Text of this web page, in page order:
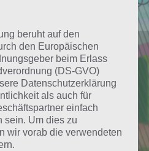
TYCOON
UND
ANDROID
beruht auf den
den Europäischen
beim Erlass
(DS-GVO)
Datenschutzerklärung
als auch für
einfach
sein. Um dies zu
wir vorab die verwendeten